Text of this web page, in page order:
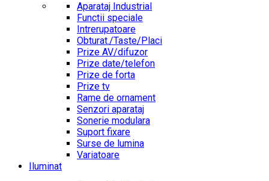
Aparataj Industrial
Functii speciale
Intrerupatoare
Obturat./Taste/Placi
Prize AV/difuzor
Prize date/telefon
Prize de forta
Prize tv
Rame de ornament
Senzori aparataj
Sonerie modulara
Suport fixare
Surse de lumina
Variatoare
Iluminat